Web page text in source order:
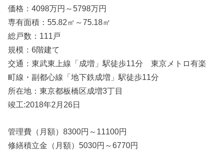
価格：4098万円～5798万円
専有面積：55.82㎡～75.18㎡
総戸数：111戸
規模：6階建て
交通：東武東上線「成増」駅徒歩11分 東京メトロ有楽
町線・副都心線「地下鉄成増」駅徒歩11分
所在地：東京都板橋区成増3丁目
竣工:2018年2月26日
管理費（月額）8300円～11100円
修繕積立金（月額）5030円～6770円